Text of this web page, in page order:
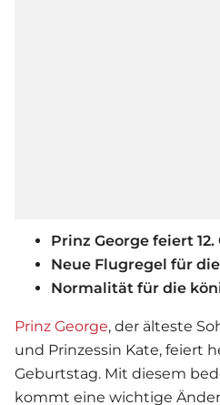
Prinz George feiert
Neue Flugregel für
Normalität für die
Prinz George, der älteste
und Prinzessin Kate, feiert
Geburtstag. Mit diesem
kommt eine wichtige